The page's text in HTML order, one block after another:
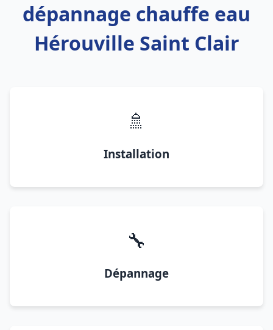
dépannage chauffe eau
Hérouville Saint Clair
🚿
Installation
🔧
Dépannage